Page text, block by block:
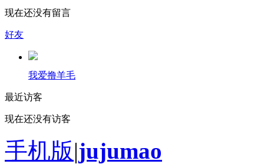
现在还没有留言
好友
我爱撸羊毛
最近访客
现在还没有访客
手机版|jujumao